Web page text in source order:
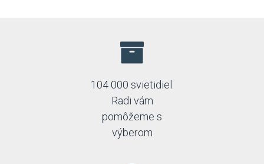
104 000 svietidiel.
Radi vám
pomôžeme s
výberom